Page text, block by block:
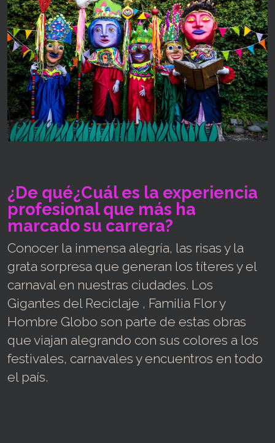
¿De qué¿Cuál es la experiencia
profesional que más ha
marcado su carrera?
Conocer la inmensa alegría, las risas y la
grata sorpresa que generan los títeres y el
carnaval en nuestras ciudades. Los
Gigantes del Reciclaje , Familia Flor y
Hombre Globo son parte de estas obras
que viajan alegrando con sus colores a los
festivales, carnavales y encuentros en todo
el país.